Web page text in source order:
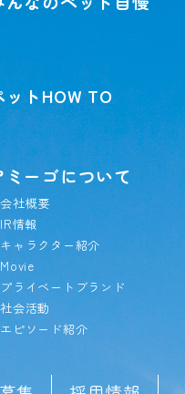
ットHOW TO
ミーゴについて
会社概要
IR情報
キャラクター紹介
Movie
プライベートブランド
社会活動
エピソード紹介